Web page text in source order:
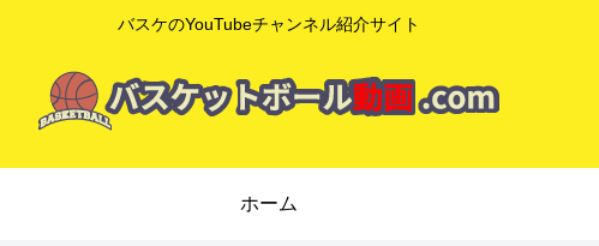
バスケのYouTubeチャンネル紹介サイト
ホーム